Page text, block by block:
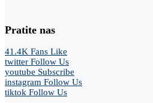
Pratite nas
41.4K Fans Like
twitter Follow Us
youtube Subscribe
instagram Follow Us
tiktok Follow Us